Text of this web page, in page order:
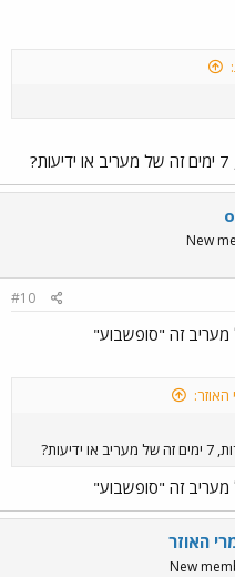
New
#10
מעריב זה "סופשבוע"
מעריב זה "סופשבוע"
האוזר
New